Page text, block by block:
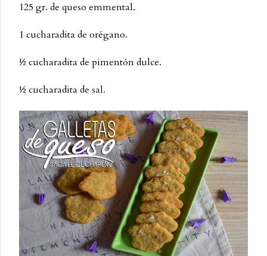
125 gr. de queso emmental.
1 cucharadita de orégano.
½ cucharadita de pimentón dulce.
½ cucharadita de sal.